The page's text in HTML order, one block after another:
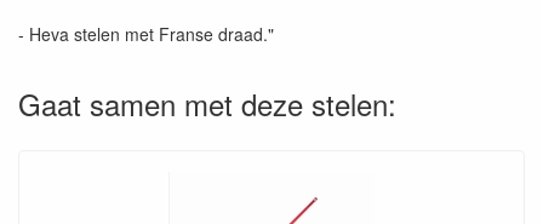
- Heva stelen met Franse draad."
Gaat samen met deze stelen: